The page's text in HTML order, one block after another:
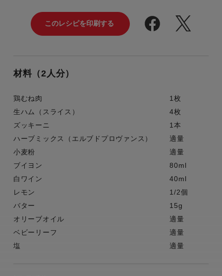
材料（2人分）
鶏むね肉
1枚
生ハム（スライス）
4枚
ズッキーニ
1本
ハーブミックス（エルブドプロヴァンス）
適量
小麦粉
適量
ブイヨン
80ml
白ワイン
40ml
レモン
1/2個
バター
15g
オリーブオイル
適量
ベビーリーフ
適量
塩
適量